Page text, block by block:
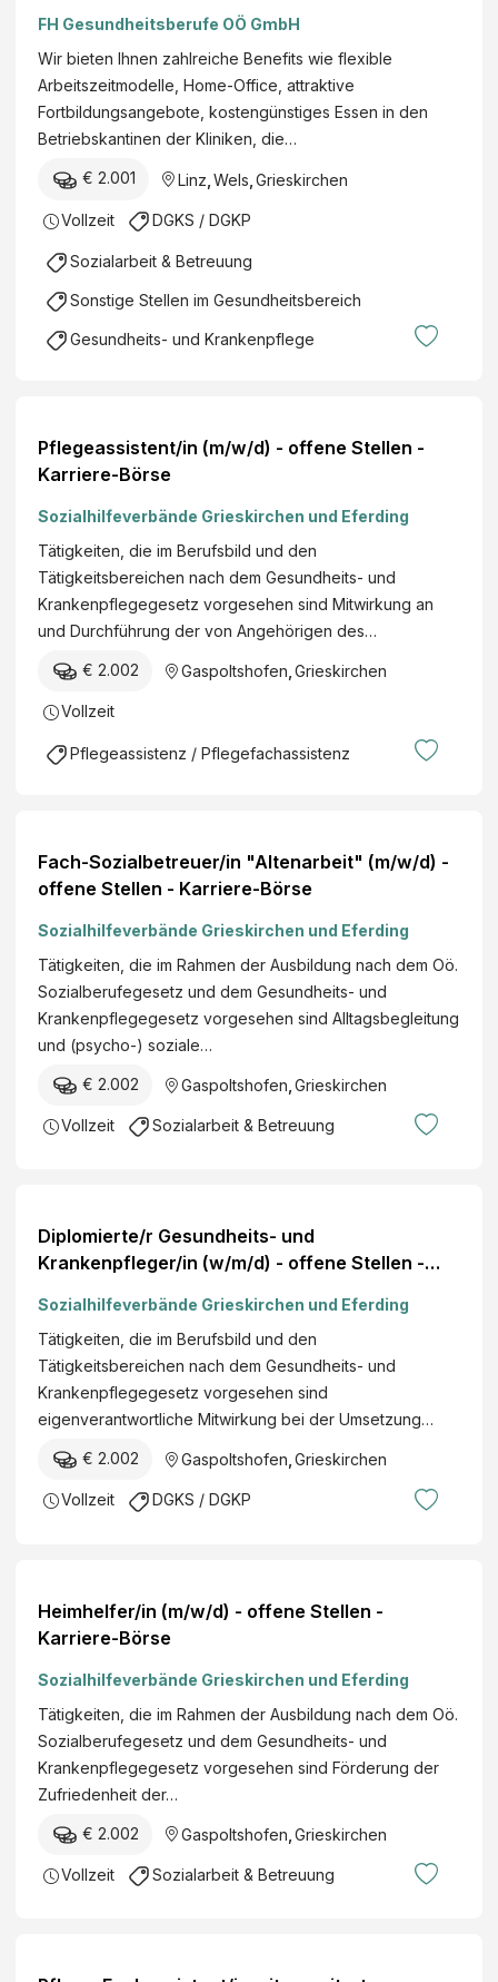
FH Gesundheitsberufe OÖ GmbH
Wir bieten Ihnen zahlreiche Benefits wie flexible
Arbeitszeitmodelle, Home-Office, attraktive
Fortbildungsangebote, kostengünstiges Essen in den
Betriebskantinen der Kliniken, die…
€ 2.001 Linz Wels Grieskirchen
Vollzeit DGKS / DGKP
Sozialarbeit & Betreuung
Sonstige Stellen im Gesundheitsbereich
Gesundheits- und Krankenpflege
Pflegeassistent/in (m/w/d) - offene Stellen -
Karriere-Börse
Sozialhilfeverbände Grieskirchen und Eferding
Tätigkeiten, die im Berufsbild und den
Tätigkeitsbereichen nach dem Gesundheits- und
Krankenpflegegesetz vorgesehen sind Mitwirkung an
und Durchführung der von Angehörigen des…
€ 2.002 Gaspoltshofen,Grieskirchen
Vollzeit
Pflegeassistenz / Pflegefachassistenz
Fach-Sozialbetreuer/in "Altenarbeit" (m/w/d) -
offene Stellen - Karriere-Börse
Sozialhilfeverbände Grieskirchen und Eferding
Tätigkeiten, die im Rahmen der Ausbildung nach dem Oö.
Sozialberufegesetz und dem Gesundheits- und
Krankenpflegegesetz vorgesehen sind Alltagsbegleitung
und (psycho-) soziale…
€ 2.002 Gaspoltshofen Grieskirchen
Vollzeit Sozialarbeit & Betreuung
Diplomierte/r Gesundheits- und
Krankenpfleger/in (w/m/d) - offene Stellen -
Sozialhilfeverbände Grieskirchen und Eferding
Tätigkeiten, die im Berufsbild und den
Tätigkeitsbereichen nach dem Gesundheits- und
Krankenpflegegesetz vorgesehen sind
eigenverantwortliche Mitwirkung bei der Umsetzung…
€ 2.002 Gaspoltshofen Grieskirchen
Vollzeit DGKS / DGKP
Heimhelfer/in (m/w/d) - offene Stellen -
Karriere-Börse
Sozialhilfeverbände Grieskirchen und Eferding
Tätigkeiten, die im Rahmen der Ausbildung nach dem Oö.
Sozialberufegesetz und dem Gesundheits- und
Krankenpflegegesetz vorgesehen sind Förderung der
Zufriedenheit der…
€ 2.002 Gaspoltshofen Grieskirchen
Vollzeit Sozialarbeit & Betreuung